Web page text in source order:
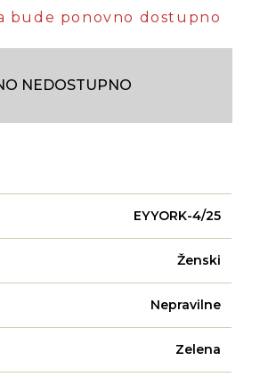
bude ponovno dostupno
NEDOSTUPNO
EYYORK-4/25
Ženski
Nepravilne
Zelena